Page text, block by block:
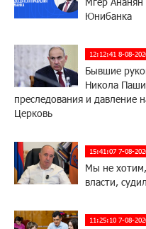
Юнибанка
12:12:41 8-08-
Бывшие
Никола
преследования и давление
Церковь
15:41:07 7-08-
Мы не
власти,
11:25:10 7-08-